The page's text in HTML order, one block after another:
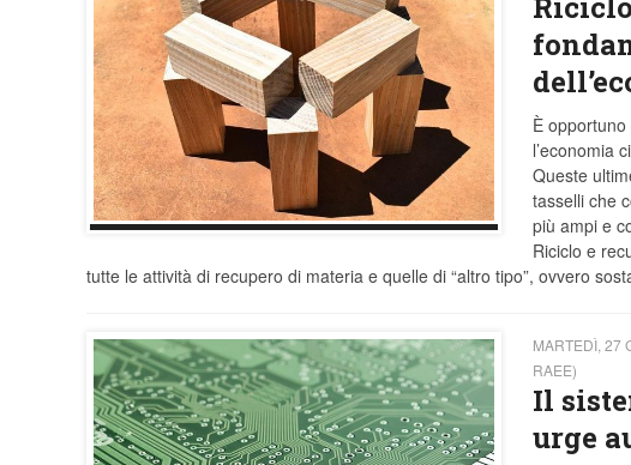
È
l’economia
Queste
tasselli che
più ampi e
Riciclo e
tutte le attività di recupero di materia e quelle di “altro tipo”, ovvero
MARTEDÌ, 27
RAEE)
Il
urge